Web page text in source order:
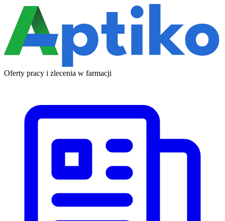
Oferty pracy i zlecenia w farmacji